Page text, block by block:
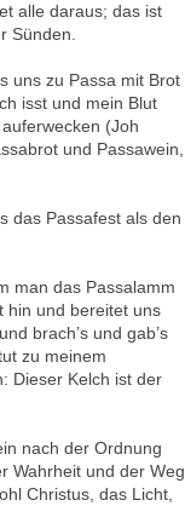
alle daraus; das ist
Sünden.
uns zu Passa mit Brot
isst und mein Blut
(Joh
und Passawein,
das Passafest als den
man das Passalamm
hin und bereitet uns
brach’s und gab’s
zu meinem
Dieser Kelch ist der
nach der Ordnung
Wahrheit und der Weg
Christus, das Licht,